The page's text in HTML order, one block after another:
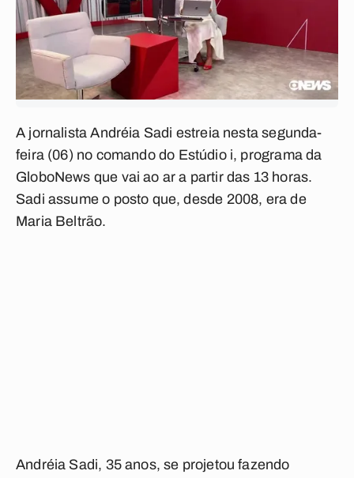
A jornalista Andréia Sadi estreia nesta segunda-
feira (06) no comando do Estúdio i, programa da
GloboNews que vai ao ar a partir das 13 horas.
Sadi assume o posto que, desde 2008, era de
Maria Beltrão.
Andréia Sadi, 35 anos, se projetou fazendo